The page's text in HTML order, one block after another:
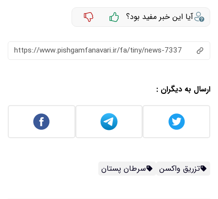
آیا این خبر مفید بود؟
https://www.pishgamfanavari.ir/fa/tiny/news-7337
ارسال به دیگران :
تزریق واکسن سرطان پستان